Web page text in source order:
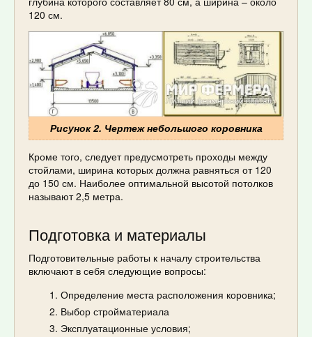
120 см.
Рисунок 2. Чертеж небольшого коровника
Кроме того, следует предусмотреть проходы между
стойлами, ширина которых должна равняться от 120
до 150 см. Наиболее оптимальной высотой потолков
называют 2,5 метра.
Подготовка и материалы
Подготовительные работы к началу строительства
включают в себя следующие вопросы:
Определение места расположения коровника;
Выбор стройматериала
Эксплуатационные условия;